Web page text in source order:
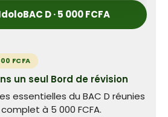
D · 5 000 FCFA
FCFA
un seul Bord de révision
essentielles du BAC D réunies
à 5 000 FCFA.